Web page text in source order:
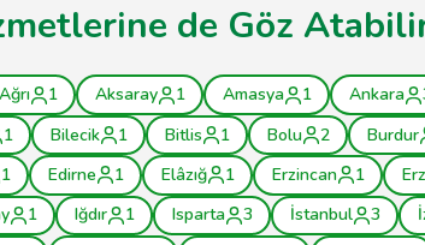
de Göz
Ağrı 1 Aksaray 1 Amasya 1 Ankara
1 Bilecik 1 Bitlis 1 Bolu 2 Burdur
1 Edirne 1 Elâzığ 1 Erzincan 1
1 Iğdır 1 Isparta 3 İstanbul 3